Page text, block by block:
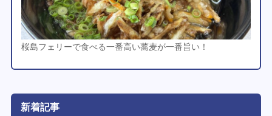
桜島フェリーで食べる一番高い蕎麦が一番旨い！
新着記事